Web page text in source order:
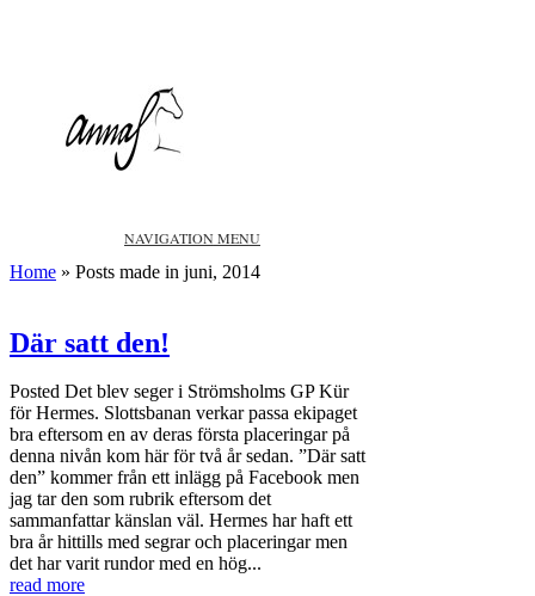
NAVIGATION MENU
Home » Posts made in juni, 2014
Där satt den!
Posted Det blev seger i Strömsholms GP Kür
för Hermes. Slottsbanan verkar passa ekipaget
bra eftersom en av deras första placeringar på
denna nivån kom här för två år sedan. ”Där satt
den” kommer från ett inlägg på Facebook men
jag tar den som rubrik eftersom det
sammanfattar känslan väl. Hermes har haft ett
bra år hittills med segrar och placeringar men
det har varit rundor med en hög...
read more